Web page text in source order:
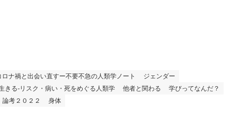
ロナ禍と出会い直すー不要不急の人類学ノート
ジェンダー
きる-リスク・病い・死をめぐる人類学 他者と関わる
学びってなんだ？
論考２０２２ 身体